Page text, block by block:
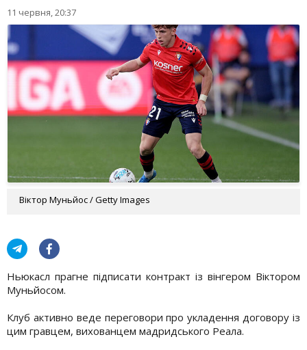
11 червня, 20:37
Віктор Муньйос / Getty Images
Ньюкасл прагне підписати контракт із вінгером Віктором
Муньйосом.
Клуб активно веде переговори про укладення договору із
цим гравцем, вихованцем мадридського Реала.